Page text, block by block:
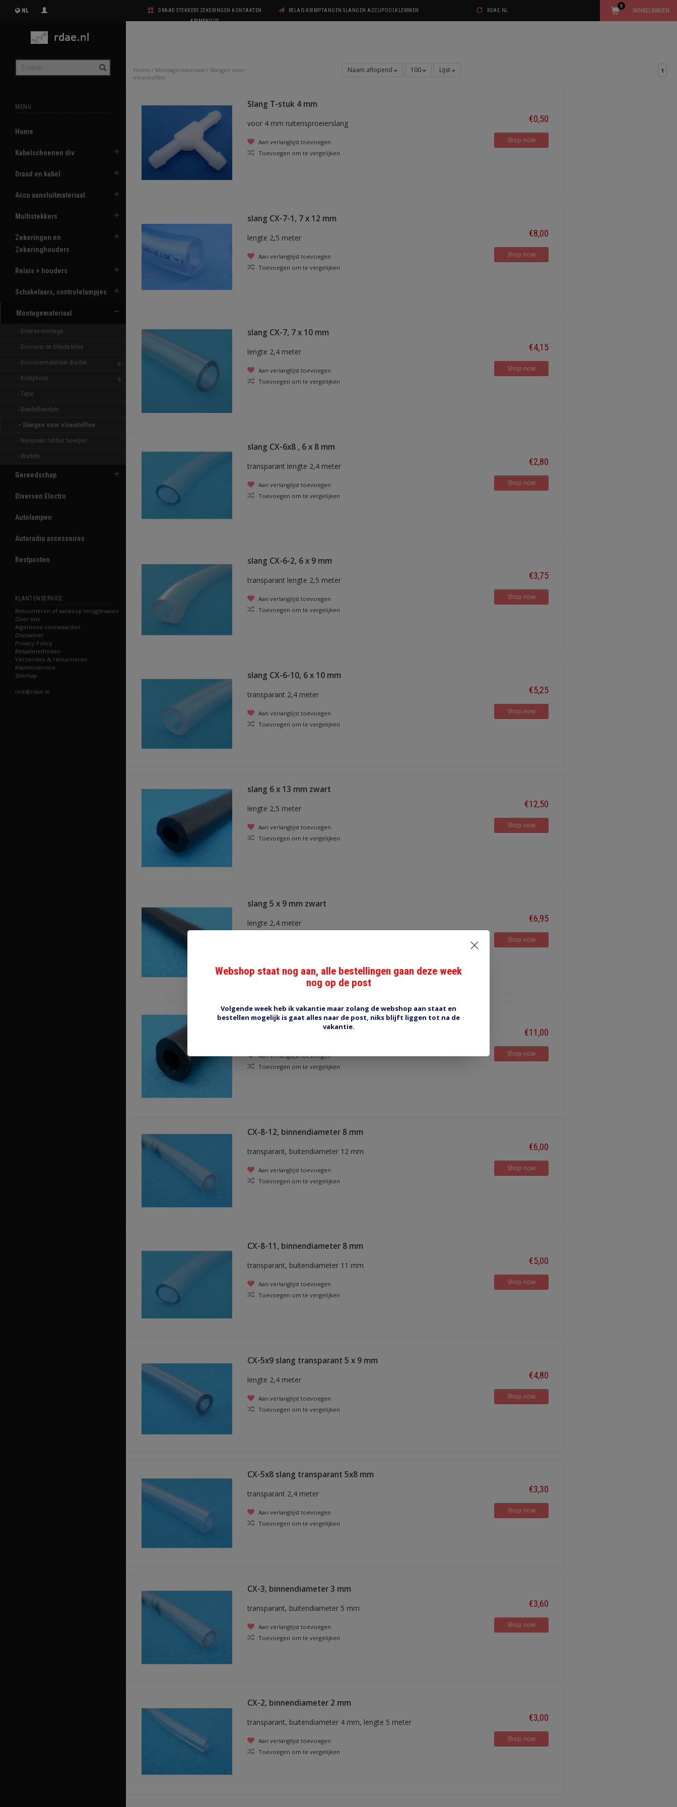
NL
DRAAD STEKKERS ZEKERINGEN KONTAKTEN
KRIMPKOUS
RELAIS KRIMPTANGEN SLANGEN ACCUPOOLKLEMMEN RDAE.NL WINKELWAGEN
0
MENU
Home
Kabelschoenen div
Draad en kabel
Accu aansluitmateriaal
Multistekkers
Zekeringen en
Zekeringhouders
Relais + houders
Schakelaars, controlelampjes
Montagemateriaal
- Diverse montage
- Doorvoer en blinde tules
- Doorvoermateriaal draden
- Krimpkous
- Tape
- Bundelbandjes
- Slangen voor vloeistoffen
- Neopreen rubber hoesjes
- Wartels
Gereedschap
Diversen Electro
Autolampen
Autoradio accessoires
Restposten
KLANTENSERVICE
Retourneren of aankoop terugdraaien
Over ons
Algemene voorwaarden
Disclaimer
Privacy Policy
Betaalmethoden
Verzenden & retourneren
Klantenservice
Sitemap
rick@rdae.nl
Home / Montagemateriaal / Slangen voor
vloeistoffen
Naam aflopend 100 Lijst 1
Slang T-stuk 4 mm
voor 4 mm ruitensproeierslang
Aan verlanglijst toevoegen
Toevoegen om te vergelijken
€0,50
Shop now
slang CX-7-1, 7 x 12 mm
lengte 2,5 meter
Aan verlanglijst toevoegen
Toevoegen om te vergelijken
€8,00
Shop now
slang CX-7, 7 x 10 mm
lengte 2,4 meter
Aan verlanglijst toevoegen
Toevoegen om te vergelijken
€4,15
Shop now
slang CX-6x8 , 6 x 8 mm
transparant lengte 2,4 meter
Aan verlanglijst toevoegen
Toevoegen om te vergelijken
€2,80
Shop now
slang CX-6-2, 6 x 9 mm
transparant lengte 2,5 meter
Aan verlanglijst toevoegen
Toevoegen om te vergelijken
€3,75
Shop now
slang CX-6-10, 6 x 10 mm
transparant 2,4 meter
Aan verlanglijst toevoegen
Toevoegen om te vergelijken
€5,25
Shop now
slang 6 x 13 mm zwart
lengte 2,5 meter
Aan verlanglijst toevoegen
Toevoegen om te vergelijken
€12,50
Shop now
slang 5 x 9 mm zwart
lengte 2,4 meter €6,95
Shop now
slang 5 x 12 mm zwart
Aan verlanglijst toevoegen
Toevoegen om te vergelijken
€11,00
Shop now
CX-8-12, binnendiameter 8 mm
transparant, buitendiameter 12 mm
Aan verlanglijst toevoegen
Toevoegen om te vergelijken
€6,00
Shop now
CX-8-11, binnendiameter 8 mm
transparant, buitendiameter 11 mm
Aan verlanglijst toevoegen
Toevoegen om te vergelijken
€5,00
Shop now
CX-5x9 slang transparant 5 x 9 mm
lengte 2,4 meter
Aan verlanglijst toevoegen
Toevoegen om te vergelijken
€4,80
Shop now
CX-5x8 slang transparant 5x8 mm
transparant 2,4 meter
Aan verlanglijst toevoegen
Toevoegen om te vergelijken
€3,30
Shop now
CX-3, binnendiameter 3 mm
transparant, buitendiameter 5 mm
Aan verlanglijst toevoegen
Toevoegen om te vergelijken
€3,60
Shop now
CX-2, binnendiameter 2 mm
transparant, buitendiameter 4 mm, lengte 5 meter
Aan verlanglijst toevoegen
Toevoegen om te vergelijken
€3,00
Shop now
Webshop staat nog aan, alle bestellingen gaan deze week
nog op de post
Volgende week heb ik vakantie maar zolang de webshop aan staat en
bestellen mogelijk is gaat alles naar de post, niks blijft liggen tot na de
vakantie.